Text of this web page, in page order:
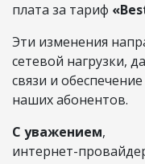
плата за тариф
Эти изменения
сетевой нагрузки,
связи и
наших абонентов.
С уважением,
интернет-